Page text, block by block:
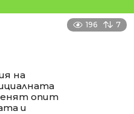
196 7
на
опит
и